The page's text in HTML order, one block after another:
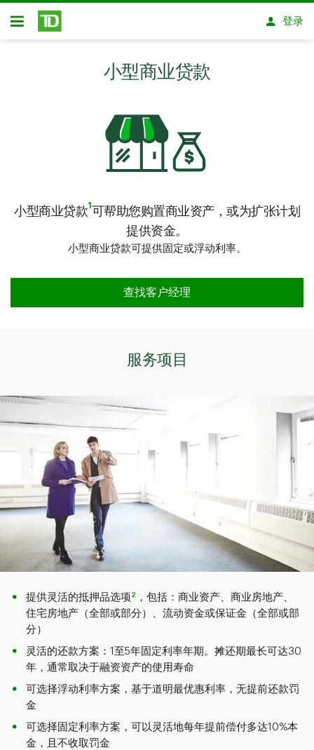
跳转到主要内容
开放式房屋贷款
登录
小型商业贷款
小型商业贷款1可帮助您购置商业资产，或为扩张计划
提供资金。
小型商业贷款可提供固定或浮动利率。
查找客户经理
服务项目
提供灵活的抵押品选项 2
，包括：商业资产、商业房地产、
住宅房地产（全部或部分）、流动资金或保证金（全部或部
分）
灵活的还款方案：1至5年固定利率年期。摊还期最长可达30
年，通常取决于融资资产的使用寿命
可选择浮动利率方案，基于道明最优惠利率，无提前还款罚
金
可选择固定利率方案，可以灵活地每年提前偿付多达10%本
金，且不收取罚金